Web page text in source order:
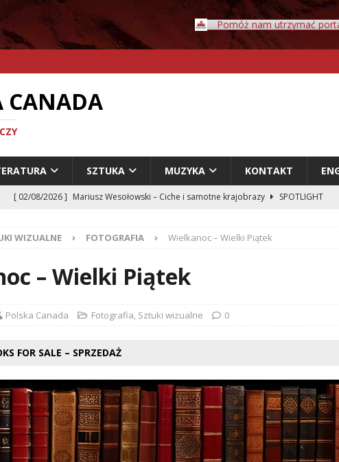
Pomóż nam utrzymać
CANADA
SZTUKA MUZYKA KONTAKT
[ 24/07/2026 ] Aleksander Rybczyński – Inwazja
LITERATURA
[ 19/07/2026 ]
Tomasz Hrynacz – Człowiek w świecie rozpadających się znaczeń
LITERATURA
Grzegorz Zientecki – Dziennik – Wyspy Kanaryjskie
[ 02/08/2026 ]
Mariusz Wesołowski – Ciche i samotne krajobrazy
WIZUALNE FOTOGRAFIA Wielkanoc – Wielki Piątek
– Wielki Piątek
Polska Canada Fotografia, Sztuki wizualne 0
FOR SALE – SPRZEDAŻ